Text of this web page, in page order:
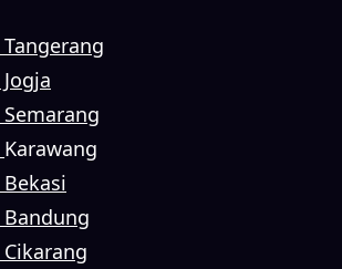
Karawang
Bandung